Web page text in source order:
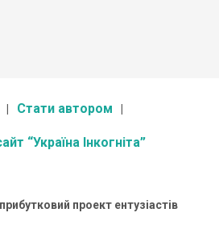
Стати автором
“Україна Інкогніта”
проект ентузіастів